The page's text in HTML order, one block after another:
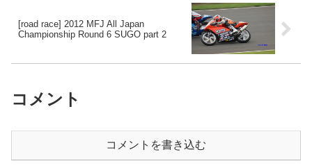
[road race] 2012 MFJ All Japan
Championship Round 6 SUGO part 2
コメント
コメントを書き込む